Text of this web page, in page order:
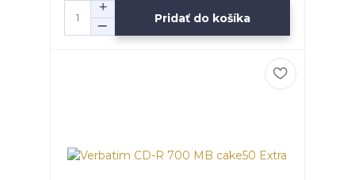
Pridať do košíka